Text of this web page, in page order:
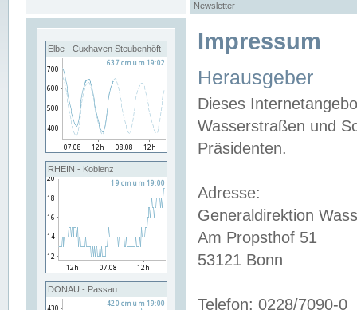
Newsletter
Elbe - Cuxhaven Steubenhöft
RHEIN - Koblenz
DONAU - Passau
Impressum
Herausgeber
Dieses
Wasserstraßen und
Präsidenten.
Adresse:
Generaldirektion
Am Propsthof 51
53121 Bonn
Telefon: 0228/7090-0